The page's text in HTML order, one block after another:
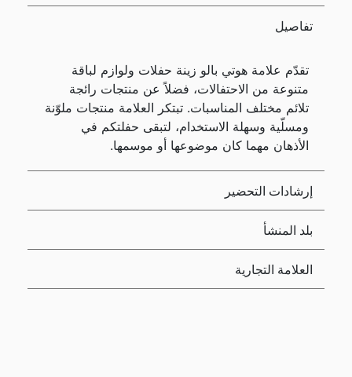
تفاصيل
تقدّم علامة هوتي بالو زينة حفلات ولوازم لباقة
متنوعة من الاحتفالات، فضلاً عن منتجات رائجة
تلائم مختلف المناسبات. تبتكر العلامة منتجات ملوّنة
ومسلّية وسهلة الاستخدام، لتبقى حفلتكم في
الأذهان مهما كان موضوعها أو موسمها.
إرشادات التحضير
بلد المنشأ
العلامة التجارية